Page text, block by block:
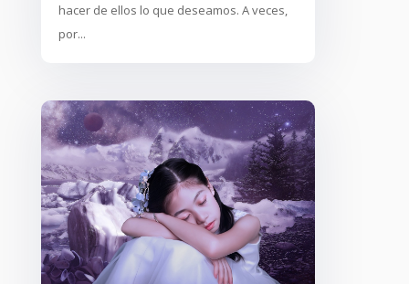
hacer de ellos lo que deseamos. A veces,
por...